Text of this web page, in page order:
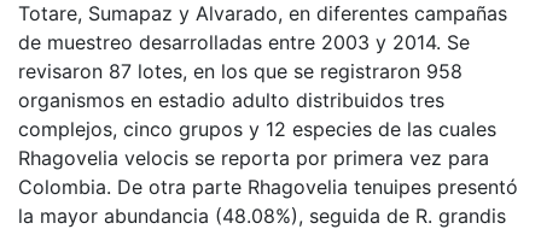
Totare, Sumapaz y Alvarado, en diferentes campañas
de muestreo desarrolladas entre 2003 y 2014. Se
revisaron 87 lotes, en los que se registraron 958
organismos en estadio adulto distribuidos tres
complejos, cinco grupos y 12 especies de las cuales
Rhagovelia velocis se reporta por primera vez para
Colombia. De otra parte Rhagovelia tenuipes presentó
la mayor abundancia (48.08%), seguida de R. grandis